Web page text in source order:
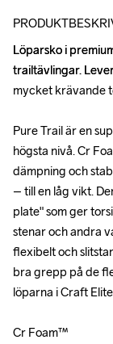
Löparsko i
trailtävlingar.
mycket krävande
Pure Trail är en
högsta nivå. Cr
dämpning och
– till en låg vikt.
plate" som ger
stenar och andra
flexibelt och
bra grepp på de
löparna i Craft
Cr Foam™
Löparsko i
trailtävlingar.
mycket krävande
Pure Trail är en
högsta nivå. Cr
dämpning och
– till en låg vikt.
plate" som ger
stenar och andra
flexibelt och
bra grepp på de
löparna i Craft
Cr Foam™